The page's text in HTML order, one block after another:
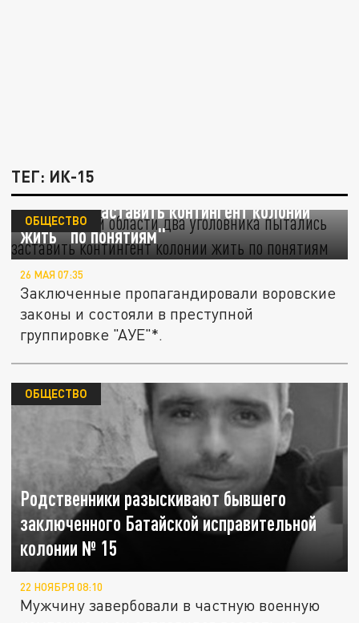
ТЕГ: ИК-15
В Ростовской области два уголовника
пытались заставить контингент колонии
жить "по понятиям"
ОБЩЕСТВО
26 МАЯ 07:35
Заключенные пропагандировали воровские
законы и состояли в преступной
группировке "АУЕ"*.
Родственники разыскивают бывшего
заключенного Батайской исправительной
колонии № 15
ОБЩЕСТВО
22 НОЯБРЯ 08:10
Мужчину завербовали в частную военную